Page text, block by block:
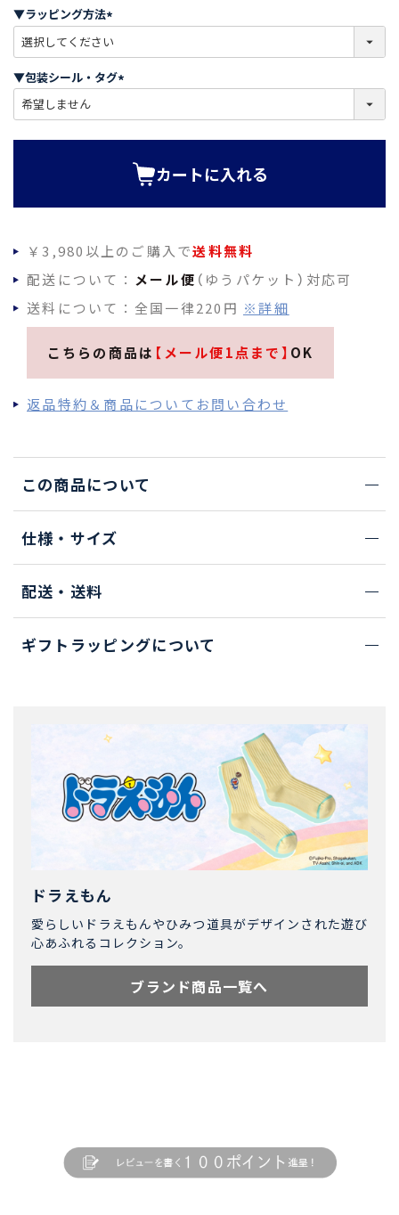
)
▼ラッピング方法
必
須
)
▼包装シール・タグ
必
カートに入れる
￥3,980以上のご購入で送料無料
配送について： メール便 （ゆうパケット）対応可
送料について：全国一律220円 ※詳細
こちらの商品は 【メール便1点まで】 OK
返品特約＆商品についてお問い合わせ
この商品について
仕様・サイズ
配送・送料
ギフトラッピングについて
ドラえもん
愛らしいドラえもんやひみつ道具がデザインされた遊び
心あふれるコレクション。
ブランド商品一覧へ